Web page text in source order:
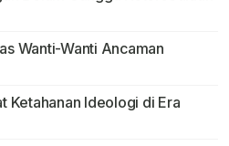
Wanti-Wanti Ancaman
Ketahanan Ideologi di Era